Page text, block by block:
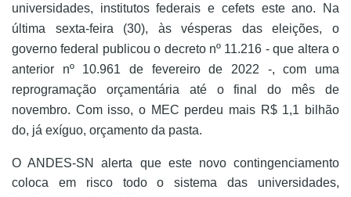
universidades, institutos federais e cefets este ano. Na
última sexta-feira (30), às vésperas das eleições, o
governo federal publicou o decreto nº 11.216 - que altera o
anterior nº 10.961 de fevereiro de 2022 -, com uma
reprogramação orçamentária até o final do mês de
novembro. Com isso, o MEC perdeu mais R$ 1,1 bilhão
do, já exíguo, orçamento da pasta.
O ANDES-SN alerta que este novo contingenciamento
coloca em risco todo o sistema das universidades,